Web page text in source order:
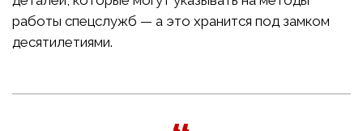
работы спецслужб — а это хранится под замком
десятилетиями.